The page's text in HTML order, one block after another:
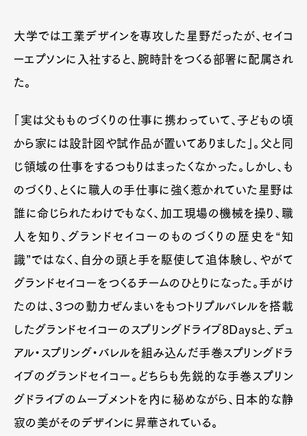
Pen Membership
Magazine
Contact
Pen Meet
大学では工業デザインを専攻した星野だったが、セイコ
ーエプソンに入社すると、腕時計をつくる部署に配属され
た。
「実は父もものづくりの仕事に携わっていて、子どもの頃
から家には設計図や試作品が置いてありました」。父と同
じ領域の仕事をするつもりはまったくなかった。しかし、も
のづくり、とくに職人の手仕事に強く惹かれていた星野は
誰に命じられたわけでもなく、加工現場の機械を操り、職
人を知り、グランドセイコーのものづくりの歴史を“知
識”ではなく、自分の頭と手を駆使して追体験し、やがて
グランドセイコーをつくるチームのひとりになった。手がけ
たのは、3つの動力ぜんまいをもつトリプルバレルを搭載
したグランドセイコーのスプリングドライブ8Daysと、デュ
アル・スプリング・バレルを組み込んだ手巻スプリングドラ
イブのグランドセイコー。どちらも先鋭的な手巻スプリン
グドライブのムーブメントを内に秘めながら、日本的な静
寂の美がそのデザインに昇華されている。